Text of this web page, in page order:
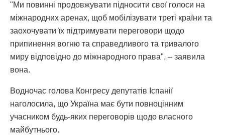
"Ми повинні продовжувати підносити свої голоси на
міжнародних аренах, щоб мобілізувати треті країни та
заохочувати їх підтримувати переговори щодо
припинення вогню та справедливого та тривалого
миру відповідно до міжнародного права", – заявила
вона.
Водночас голова Конгресу депутатів Іспанії
наголосила, що Україна має бути повноцінним
учасником будь-яких переговорів щодо власного
майбутнього.